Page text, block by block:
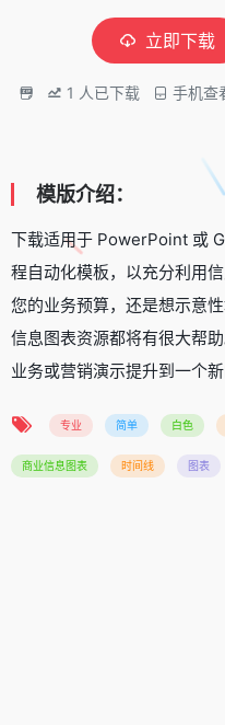
立即下载
1 人已下载 手机查
模版介绍：
下载适用于 PowerPoint 或
程自动化模板，以充分利用
您的业务预算，还是想示意
信息图表资源都将有很大帮
业务或营销演示提升到一个新
专业 简单 白色
商业信息图表 时间线 图表